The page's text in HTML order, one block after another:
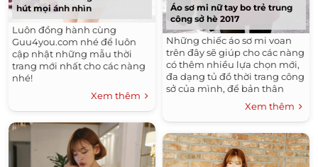
Thực Đơn Ăn Kiêng
Những Kiểu Móng Tay Đẹp
Những Kiểu Nail Đẹp
Tóc Uốn Đẹp
Tóc Ngang Vai Đẹp
Bộ Sưu Tập Thời Trang Nam Đẹp
Áo Thun Nam Đẹp
Tóc Ngắn Ngang Vai Đẹp
Kiểu Tóc Nam Đẹp
Áo Sơ Mi Nữ Công Sở Đẹp Hàn Quốc 2016
Tóc Xoăn Đẹp
hút mọi ánh nhìn
Luôn đồng hành cùng
Guu4you.com nhé để luôn
cập nhật những mẫu thời
trang mới nhất cho các nàng
nhé!
Xem thêm
Áo sơ mi nữ tay bo trẻ trung
công sở hè 2017
Những chiếc áo sơ mi voan
trên đây sẽ giúp cho các nàng
có thêm nhiều lựa chọn mới,
đa dạng tủ đồ thời trang công
sở của mình, để bản thân
luôn xinh đẹp trẻ trung và
cuốn hút mọi nơi.
Xem thêm